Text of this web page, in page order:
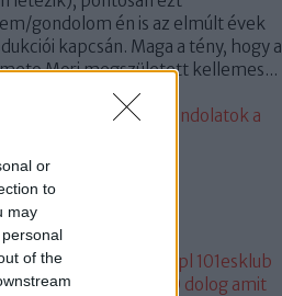
or
to
may
of the
gondolom én is az elmúlt évek
kapcsán. Maga a tény, hogy a
Mori megszületett kellemes...
15:35)
eddigi leggyengébb. Gondolatok a
20
1 1+2101 101dm.pl 101esklub
101 hang
10 dolog amit